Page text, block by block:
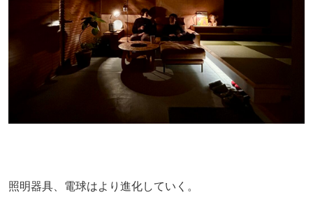
照明器具、電球はより進化していく。